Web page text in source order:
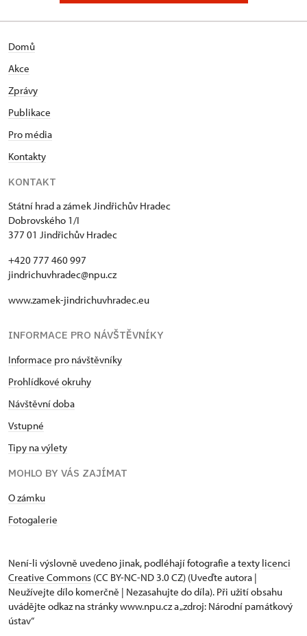
Domů
Akce
Zprávy
Publikace
Pro média
Kontakty
KONTAKT
Státní hrad a zámek Jindřichův Hradec
Dobrovského 1/I
377 01 Jindřichův Hradec
+420 777 460 997
jindrichuvhradec@npu.cz
www.zamek-jindrichuvhradec.eu
INFORMACE PRO NÁVŠTĚVNÍKY
Informace pro návštěvníky
Prohlídkové okruhy
Návštěvní doba
Vstupné
Tipy na výlety
MOHLO BY VÁS ZAJÍMAT
O zámku
Fotogalerie
Není-li výslovně uvedeno jinak, podléhají fotografie a texty licenci
Creative Commons (CC BY-NC-ND 3.0 CZ) (Uveďte autora |
Neužívejte dílo komerčně | Nezasahujte do díla). Při užití obsahu
uvádějte odkaz na stránky www.npu.cz a „zdroj: Národní památkový
ústav“